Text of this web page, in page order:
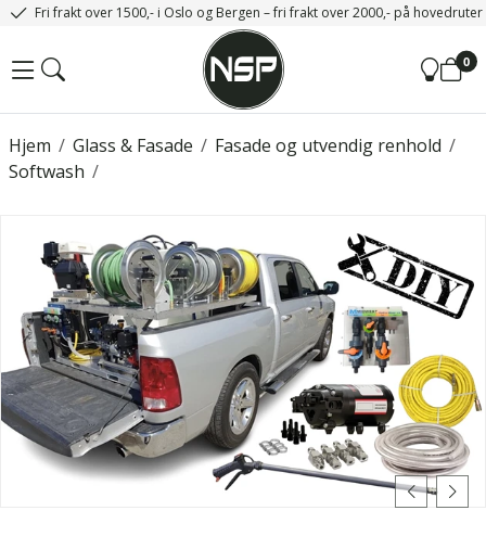
Fri frakt over 1500,- i Oslo og Bergen – fri frakt over 2000,- på
0
/
Hjem /
Glass & Fasade /
Fasade og utvendig renhold
/
Softwash